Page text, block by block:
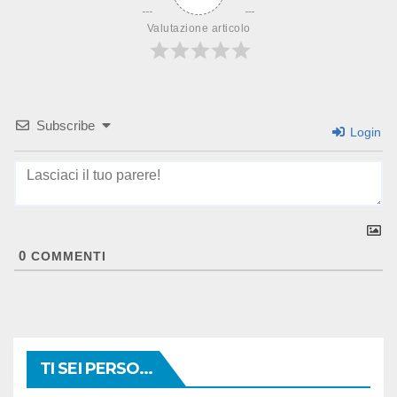
Valutazione articolo
Subscribe Login
0 COMMENTI
TI SEI PERSO...